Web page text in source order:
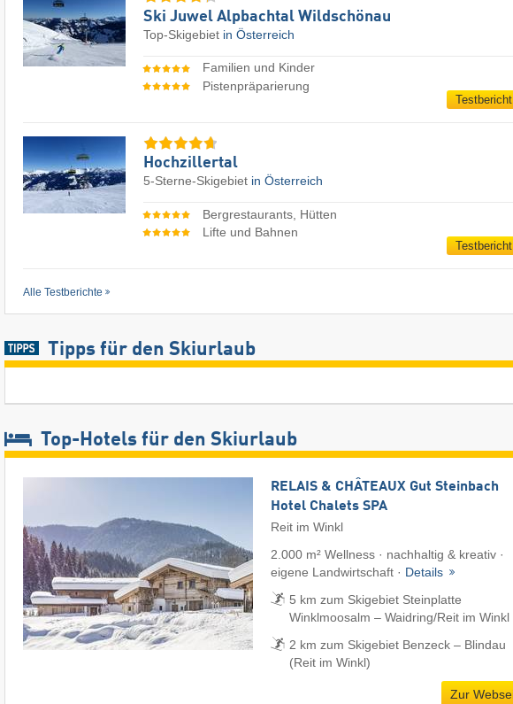
Ski Juwel Alpbachtal Wildschönau
Top-Skigebiet in Österreich
Familien und Kinder
Pistenpräparierung
Testbericht
Hochzillertal
5-Sterne-Skigebiet in Österreich
Bergrestaurants, Hütten
Lifte und Bahnen
Testbericht
Alle Testberichte
Tipps für den Skiurlaub
Top-Hotels für den Skiurlaub
RELAIS & CHÂTEAUX Gut Steinbach
Hotel Chalets SPA
Reit im Winkl
2.000 m² Wellness · nachhaltig & kreativ ·
eigene Landwirtschaft · Details
5 km zum Skigebiet Steinplatte
Winklmoosalm – Waidring/​Reit im Winkl
2 km zum Skigebiet Benzeck – Blindau
(Reit im Winkl)
Zur